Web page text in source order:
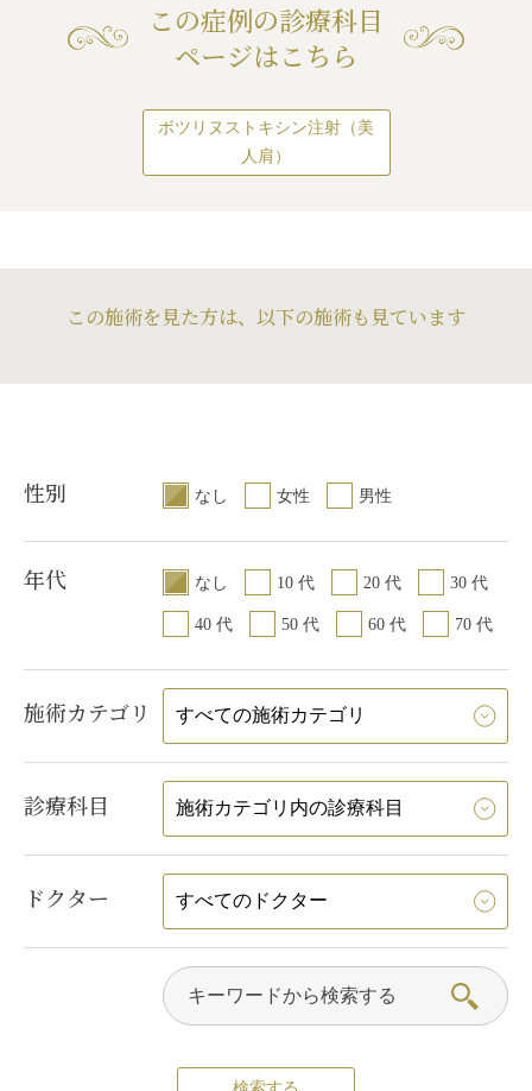
この症例の診療科目
ページはこちら
ボツリヌストキシン注射（美
人肩）
この施術を見た方は、以下の施術も見ています
性別 なし 女性 男性
年代 なし 10 代 20 代 30 代
40 代 50 代 60 代 70 代
施術カテゴリ
診療科目
ドクター